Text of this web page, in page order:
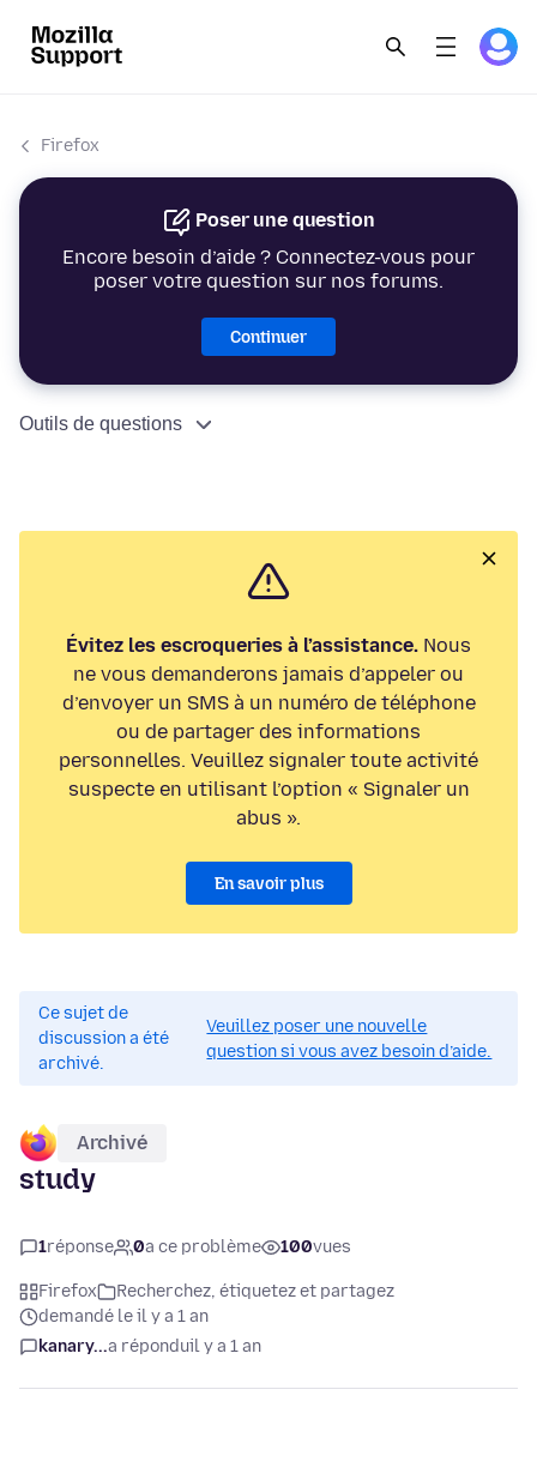
Firefox
Poser une question
Encore besoin d’aide ? Connectez-vous pour
poser votre question sur nos forums.
Continuer
Outils de questions
Évitez les escroqueries à l’assistance. Nous
ne vous demanderons jamais d’appeler ou
d’envoyer un SMS à un numéro de téléphone
ou de partager des informations
personnelles. Veuillez signaler toute activité
suspecte en utilisant l’option « Signaler un
abus ».
En savoir plus
Ce sujet de
discussion a été
archivé.
Veuillez poser une nouvelle
question si vous avez besoin d’aide.
Archivé
study
1réponse 0a ce problème 100vues
Firefox
Recherchez, étiquetez et partagez
demandé le il y a 1 an
kanary...a réponduil y a 1 an